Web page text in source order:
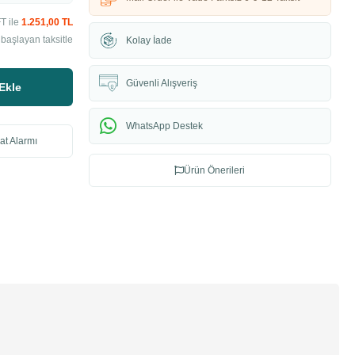
ile 1.251,00 TL
taksitle
Alarmı
Kolay İade
Güvenli Alışveriş
WhatsApp Destek
Ürün Önerileri